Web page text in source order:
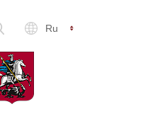
Ru